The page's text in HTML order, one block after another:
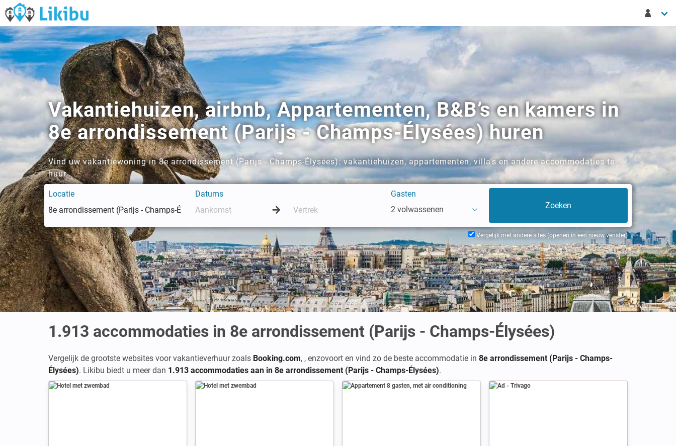
Vakantiehuizen, airbnb, Appartementen, B&B’s en kamers in
8e arrondissement (Parijs - Champs-Élysées) huren
Vind uw vakantiewoning in 8e arrondissement (Parijs - Champs-Élysées): vakantiehuizen, appartementen, villa's en andere accommodaties te
huur
Locatie Datums
Gasten
2 volwassenen
Vergelijk met andere sites (openen in een nieuw venster)
1.913 accommodaties in 8e arrondissement (Parijs - Champs-Élysées)
Vergelijk de grootste websites voor vakantieverhuur zoals Booking.com, , enzovoort en vind zo de beste accommodatie in 8e arrondissement (Parijs - Champs-
Élysées). Likibu biedt u meer dan 1.913 accommodaties aan in 8e arrondissement (Parijs - Champs-Élysées).
Ad